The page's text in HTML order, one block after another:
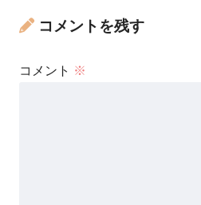
コメントを残す
コメント ※